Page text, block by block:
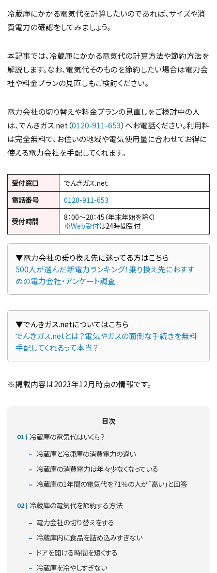
冷蔵庫にかかる電気代を計算したいのであれば、サイズや消
費電力の確認をしてみましょう。
本記事では、冷蔵庫にかかる電気代の計算方法や節約方法を
解説します。なお、電気代そのものを節約したい場合は電力会
社や料金プランの見直しもご検討ください。
電力会社の切り替えや料金プランの見直しをご検討中の人
は、でんきガス.net（0120-911-653）へお電話ください。利用料
は完全無料で、お住いの地域や電気使用量に合わせてお得に
使える電力会社を手配してくれます。
受付窓口
でんきガス.net
電話番号
0120-911-653
受付時間
8：00～20：45（年末年始を除く）
※Web受付は24時間受付
500人が選んだ新電力ランキング！乗り換え先におすす
めの電力会社・アンケート調査
でんきガス.netとは？電気やガスの面倒な手続きを無料
手配してくれるって本当？
※掲載内容は2023年12月時点の情報です。
目次
冷蔵庫の電気代はいくら？
冷蔵庫と冷凍庫の消費電力の違い
冷蔵庫の消費電力は年々少なくなっている
冷蔵庫の1年間の電気代を71％の人が「高い」と回答
冷蔵庫の電気代を節約する方法
電力会社の切り替えをする
冷蔵庫内に食品を詰め込みすぎない
ドアを開ける時間を短くする
冷蔵庫を冷やしすぎない